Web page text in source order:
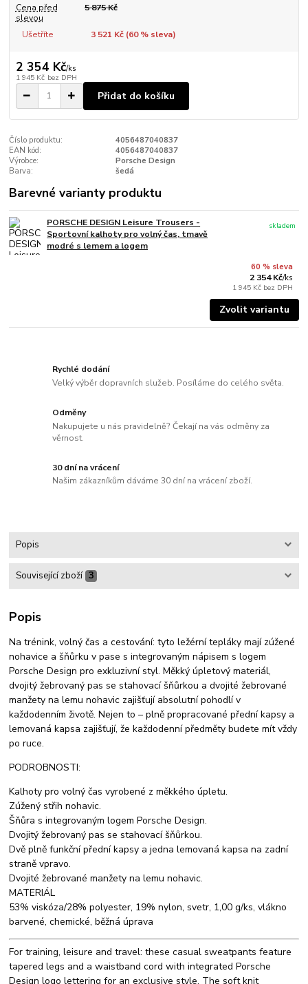
Cena před
slevou
5 875 Kč
Ušetříte 3 521 Kč (60% sleva)
2 354 Kč/ks
1 945 Kč bez DPH
Přidat do košíku
Číslo produktu:
4056487040837
EAN kód:
4056487040837
Výrobce:
Porsche Design
Barva:
šedá
Barevné varianty produktu
PORSCHE DESIGN Leisure Trousers -
Sportovní kalhoty pro volný čas, tmavě
modré s lemem a logem
60 % sleva
2 354 Kč/ks
1 945 Kč bez DPH
skladem
Zvolit variantu
Rychlé dodání
Velký výběr dopravních služeb. Posíláme do celého světa.
Odměny
Nakupujete u nás pravidelně? Čekají na vás odměny za
věrnost.
30 dní na vrácení
Našim zákazníkům dáváme 30 dní na vrácení zboží.
Popis
Související zboží 3
Popis
Na trénink, volný čas a cestování: tyto ležérní tepláky mají zúžené
nohavice a šňůrku v pase s integrovaným nápisem s logem
Porsche Design pro exkluzivní styl. Měkký úpletový materiál,
dvojitý žebrovaný pas se stahovací šňůrkou a dvojité žebrované
manžety na lemu nohavic zajišťují absolutní pohodlí v
každodenním životě. Nejen to – plně propracované přední kapsy a
lemovaná kapsa zajišťují, že každodenní předměty budete mít vždy
po ruce.
PODROBNOSTI:
Kalhoty pro volný čas vyrobené z měkkého úpletu.
Zúžený střih nohavic.
Šňůra s integrovaným logem Porsche Design.
Dvojitý žebrovaný pas se stahovací šňůrkou.
Dvě plně funkční přední kapsy a jedna lemovaná kapsa na zadní
straně vpravo.
Dvojité žebrované manžety na lemu nohavic.
MATERIÁL
53% viskóza/28% polyester, 19% nylon, svetr, 1,00 g/ks, vlákno
barvené, chemické, běžná úprava
For training, leisure and travel: these casual sweatpants feature
tapered legs and a waistband cord with integrated Porsche
Design logo lettering for an exclusive style. The soft knit